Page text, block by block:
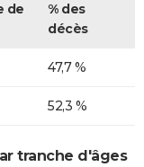
de
% des
décès
47,7 %
52,3 %
tranche d'âges